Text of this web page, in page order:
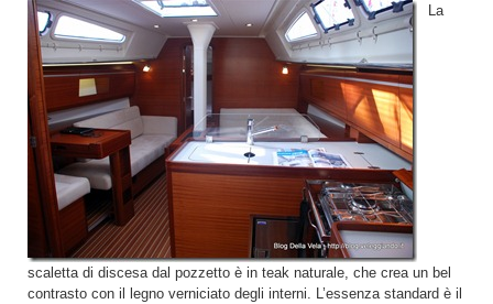
La
scaletta di discesa dal pozzetto è in teak naturale, che crea un bel
contrasto con il legno verniciato degli interni. L’essenza standard è il